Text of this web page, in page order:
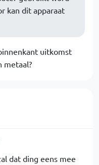
kan dit apparaat
uitkomst
metaal?
dat ding eens mee